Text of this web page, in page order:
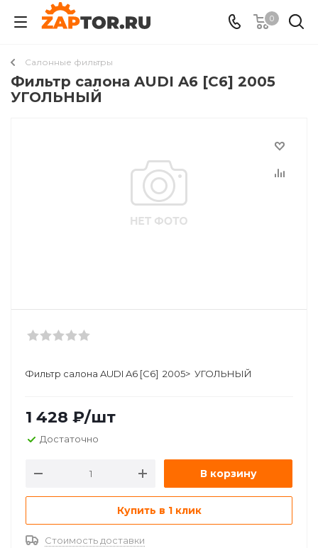
0
Салонные фильтры
Фильтр салона AUDI A6 [C6] 2005
УГОЛЬНЫЙ
Фильтр салона AUDI A6 [C6] 2005> УГОЛЬНЫЙ
1 428 ₽/шт
Достаточно
В корзину
Купить в 1 клик
Стоимость доставки